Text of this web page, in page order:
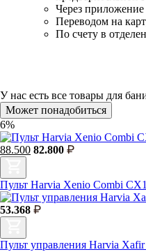
Через
Переводом на
По счету в
У нас есть все товары для
Может понадобиться
6%
88.500 82.800
Пульт Harvia Xenio Combi
53.368
Пульт управления Harvia